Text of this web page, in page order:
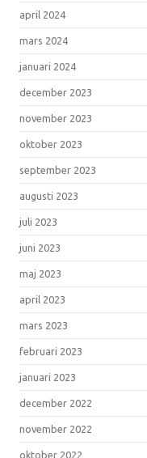
april 2024
mars 2024
januari 2024
december 2023
november 2023
oktober 2023
september 2023
augusti 2023
juli 2023
juni 2023
maj 2023
april 2023
mars 2023
februari 2023
januari 2023
december 2022
november 2022
oktober 2022